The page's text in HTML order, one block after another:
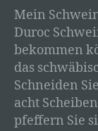
Mein
Duroc
bekommen
das
Schneiden
acht
pfeffern Sie
Daten
e)
Profiling
darin
Daten